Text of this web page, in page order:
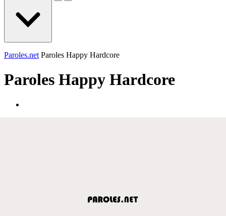
Paroles.net Paroles Happy Hardcore
Paroles Happy Hardcore